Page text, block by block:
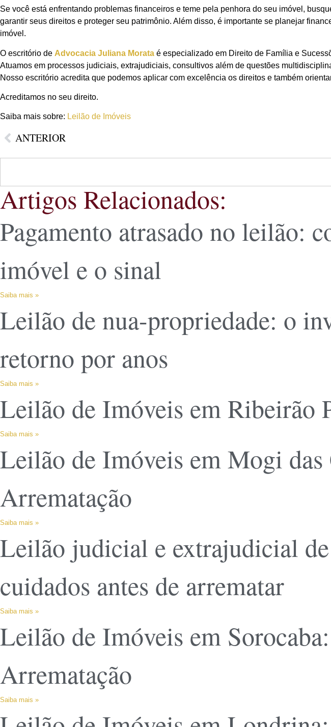
Se você está enfrentando problemas financeiros e teme pela penhora do seu imóvel,
garantir seus direitos e proteger seu patrimônio. Além disso, é importante se planejar
imóvel.
O escritório de Advocacia Juliana Morata é especializado em Direito de Família e
Atuamos em processos judiciais, extrajudiciais, consultivos além de questões
Nosso escritório acredita que podemos aplicar com excelência os direitos e também
Acreditamos no seu direito.
Saiba mais sobre: Leilão de Imóveis
ANTERIOR
Artigos Relacionados:
Pagamento atrasado no leilão:
imóvel e o sinal
Saiba mais »
Leilão de nua-propriedade: o
retorno por anos
Saiba mais »
Leilão de Imóveis em Ribeirão
Saiba mais »
Leilão de Imóveis em Mogi
Arrematação
Saiba mais »
Leilão judicial e extrajudicial
cuidados antes de arrematar
Saiba mais »
Leilão de Imóveis em
Arrematação
Saiba mais »